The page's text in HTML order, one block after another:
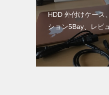
HDD 外付けケース
ション5Bay、レビ